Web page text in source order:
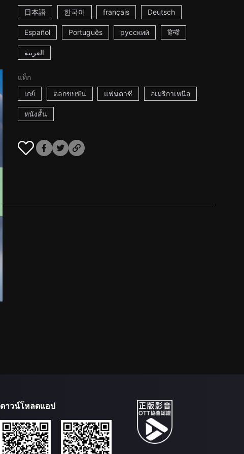
日本語 한국어 français Deutsch
Español Português русский हिन्दी
العربية
แท็ก
เกย์
ตลกขบขัน แฟนตาซี อเมริกาเหนือ
หนังสั้น
ดาวน์โหลดแอป